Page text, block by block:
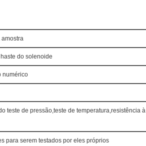
amostra
do solenoide
numérico
teste de pressão,teste de temperatura,resistência à
para serem testados por eles próprios